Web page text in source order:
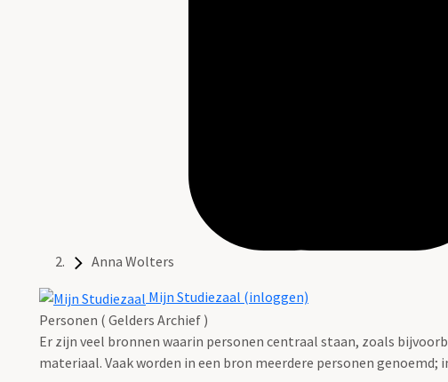
Anna Wolters
Mijn Studiezaal (inloggen)
Personen ( Gelders Archief )
Er zijn veel bronnen waarin personen centraal staan, zoals
materiaal. Vaak worden in een bron meerdere personen